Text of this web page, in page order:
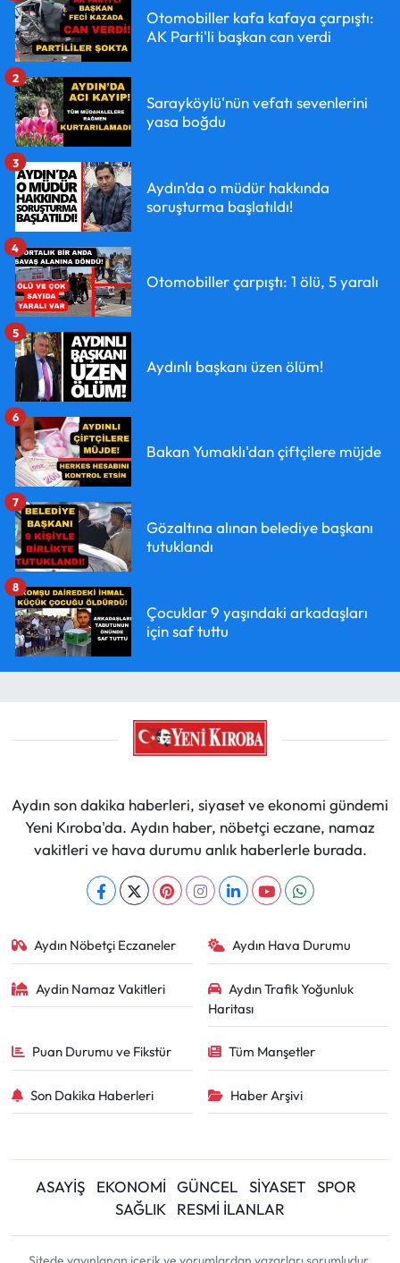
Otomobiller kafa kafaya çarpıştı:
AK Parti'li başkan can verdi
Sarayköylü'nün vefatı sevenlerini
yasa boğdu
2
Aydın’da o müdür hakkında
soruşturma başlatıldı!
3
Otomobiller çarpıştı: 1 ölü, 5 yaralı
4
Aydınlı başkanı üzen ölüm!
5
Bakan Yumaklı'dan çiftçilere müjde
6
Gözaltına alınan belediye başkanı
tutuklandı
7
Çocuklar 9 yaşındaki arkadaşları
için saf tuttu
8
Aydın son dakika haberleri, siyaset ve ekonomi gündemi
Yeni Kıroba'da. Aydın haber, nöbetçi eczane, namaz
vakitleri ve hava durumu anlık haberlerle burada.
Aydın Nöbetçi Eczaneler Aydın Hava Durumu
Aydin Namaz Vakitleri
Aydın Trafik Yoğunluk
Haritası
Puan Durumu ve Fikstür Tüm Manşetler
Son Dakika Haberleri Haber Arşivi
ASAYİŞ EKONOMİ GÜNCEL SİYASET
SPOR
SAĞLIK
RESMİ İLANLAR